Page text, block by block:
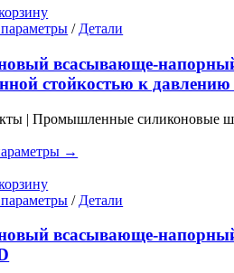
Этот
имеет
несколько
вариаций.
можно
на
/ Детали
всасывающе-
стойкостью к
| Промышленные силиконовые
→
Этот
имеет
/ Детали
всасывающе-